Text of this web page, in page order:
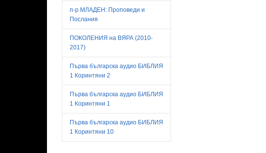
п-р МЛАДЕН: Проповеди и
Послания
ПОКОЛЕНИЯ на ВЯРА (2010-
2017)
Първа българска аудио БИБЛИЯ
1 Коринтяни 2
Първа българска аудио БИБЛИЯ
1 Коринтяни 1
Първа българска аудио БИБЛИЯ
1 Коринтяни 10